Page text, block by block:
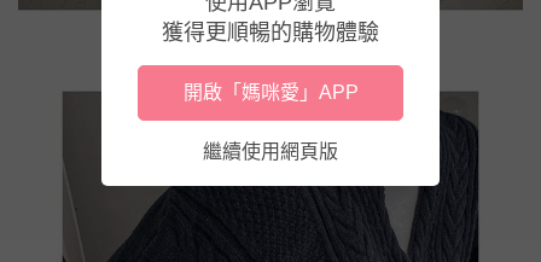
獲得更順暢的購物體驗
開啟「媽咪愛」APP
繼續使用網頁版